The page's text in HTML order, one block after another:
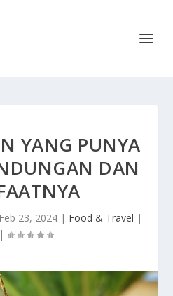
YANG PUNYA
DAN
Feb 23, 2024 | Food & Travel |
|